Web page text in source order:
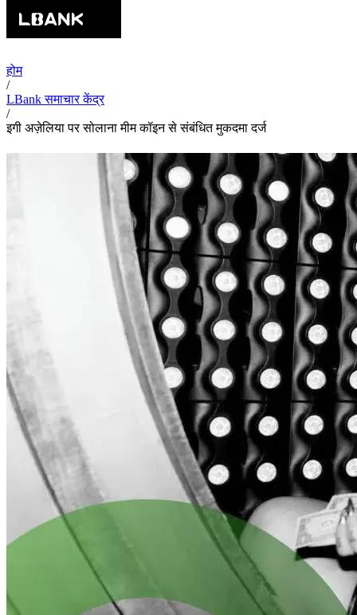
होम
/
LBank समाचार केंद्र
/
इगी अज़ेलिया पर सोलाना मीम कॉइन से संबंधित मुकदमा दर्ज